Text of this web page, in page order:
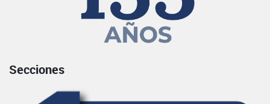
Secciones